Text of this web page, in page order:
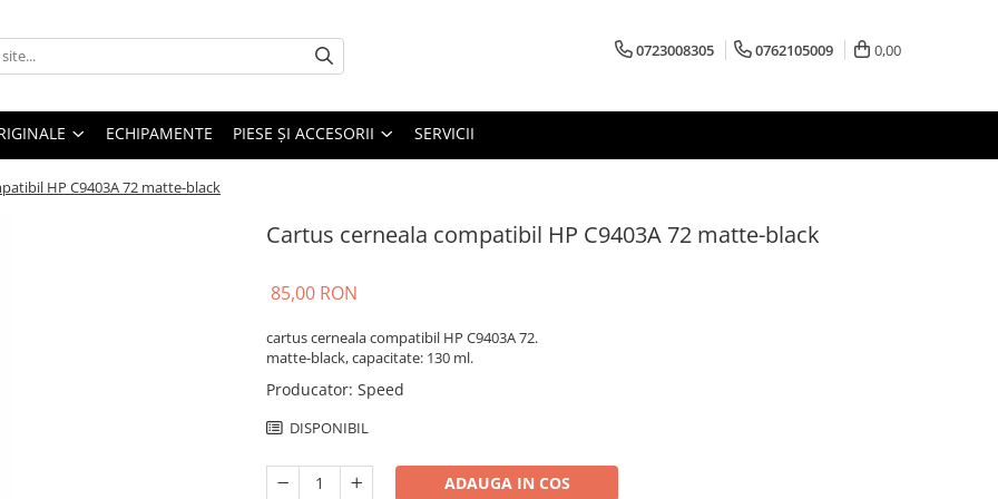
0723008305 0762105009 0,00
ECHIPAMENTE PIESE ŞI ACCESORII SERVICII
HP C9403A 72 matte-black
Cartus cerneala compatibil HP C9403A 72 matte-black
85,00 RON
cartus cerneala compatibil HP C9403A 72.
matte-black, capacitate: 130 ml.
Producator: Speed
DISPONIBIL
ADAUGA IN COS